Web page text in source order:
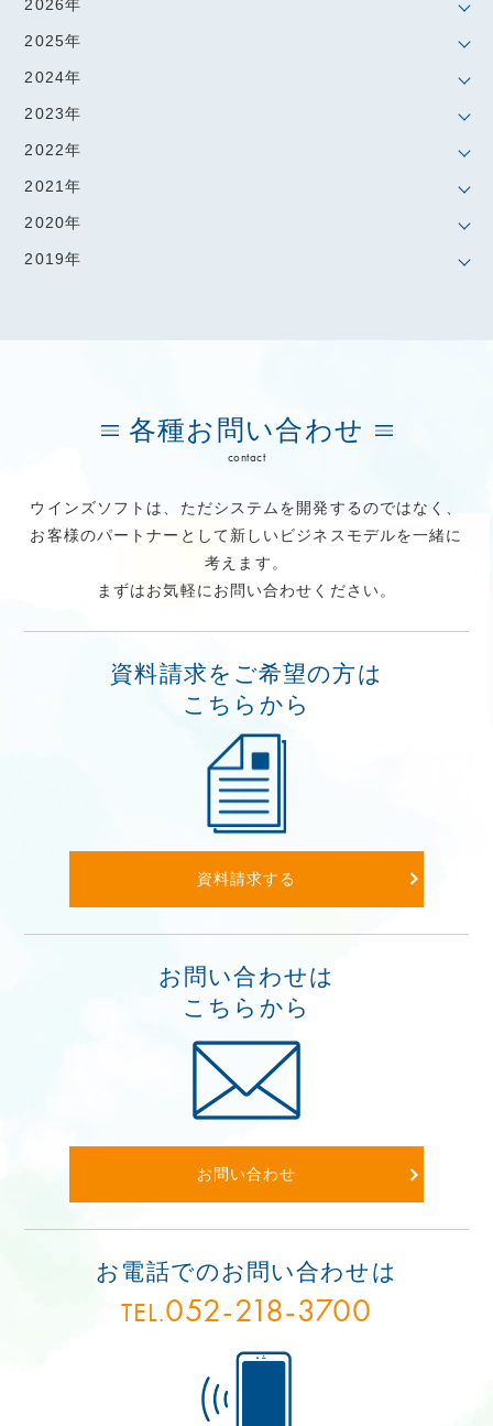
2026年
2025年
2024年
2023年
2022年
2021年
2020年
2019年
各種お問い合わせ
contact
ウインズソフトは、ただシステムを開発するのではなく、
お客様のパートナーとして新しいビジネスモデルを一緒に
考えます。
まずはお気軽にお問い合わせください。
資料請求をご希望の方は
こちらから
資料請求する
お問い合わせは
こちらから
お問い合わせ
お電話でのお問い合わせは
TEL.052-218-3700